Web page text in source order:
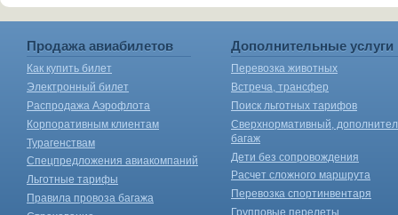
Продажа авиабилетов
Как купить билет
Электронный билет
Распродажа Аэрофлота
Корпоративным клиентам
Турагенствам
Спецпредложения авиакомпаний
Льготные тарифы
Правила провоза багажа
Дополнительные услуги
Перевозка животных
Встреча, трансфер
Поиск льготных тарифов
Сверхнормативный,
багаж
Дети без сопровождения
Расчет сложного маршрута
Перевозка спортинвентаря
Групповые перелеты